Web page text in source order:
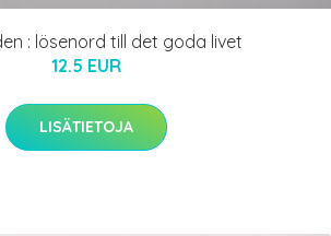
: lösenord till det goda livet
12.5 EUR
LISÄTIETOJA